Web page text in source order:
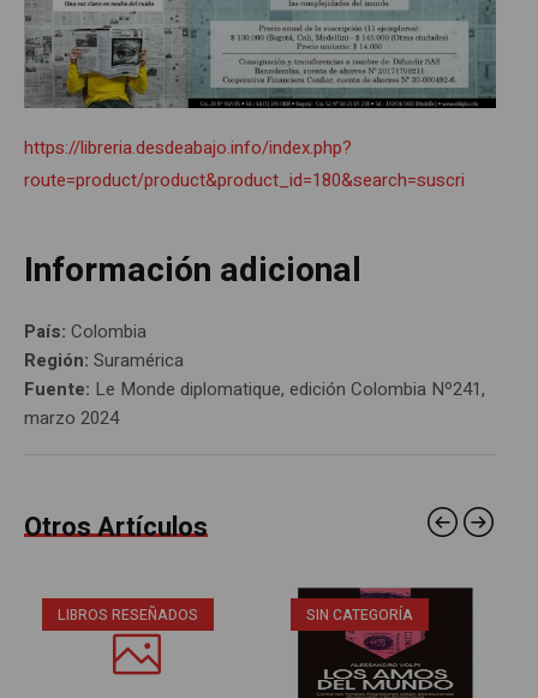
https://libreria.desdeabajo.info/index.php?
route=product/product&product_id=180&search=suscri
Información adicional
País: Colombia
Región: Suramérica
Fuente: Le Monde diplomatique, edición Colombia Nº241,
marzo 2024
Otros Artículos
LIBROS RESEÑADOS SIN CATEGORÍA